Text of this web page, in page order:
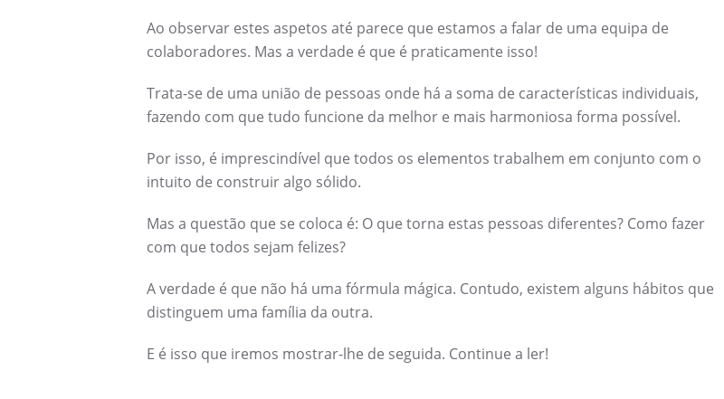
Ao observar estes aspetos até parece que estamos a falar de uma equipa de
colaboradores. Mas a verdade é que é praticamente isso!
Trata-se de uma união de pessoas onde há a soma de características individuais,
fazendo com que tudo funcione da melhor e mais harmoniosa forma possível.
Por isso, é imprescindível que todos os elementos trabalhem em conjunto com o
intuito de construir algo sólido.
Mas a questão que se coloca é: O que torna estas pessoas diferentes? Como fazer
com que todos sejam felizes?
A verdade é que não há uma fórmula mágica. Contudo, existem alguns hábitos que
distinguem uma família da outra.
E é isso que iremos mostrar-lhe de seguida. Continue a ler!